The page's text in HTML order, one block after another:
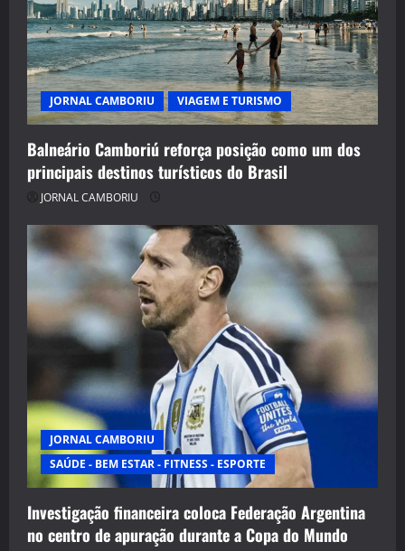
JORNAL CAMBORIU VIAGEM E TURISMO
Balneário Camboriú reforça posição como um dos
principais destinos turísticos do Brasil
JORNAL CAMBORIU
JORNAL CAMBORIU
SAÚDE - BEM ESTAR - FITNESS - ESPORTE
Investigação financeira coloca Federação Argentina
no centro de apuração durante a Copa do Mundo